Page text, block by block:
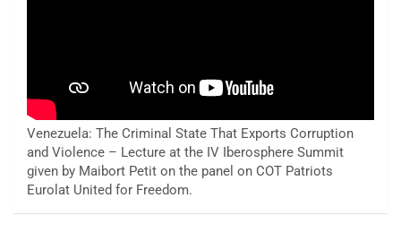
Venezuela: The Criminal State That Exports Corruption
and Violence – Lecture at the IV Iberosphere Summit
given by Maibort Petit on the panel on COT Patriots
Eurolat United for Freedom.